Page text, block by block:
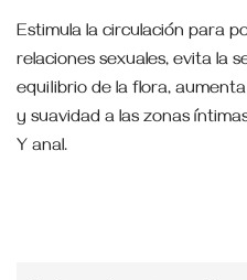
Estimula la circulación para
relaciones sexuales, evita la
equilibrio de la flora,
y suavidad a las zonas
Y anal.